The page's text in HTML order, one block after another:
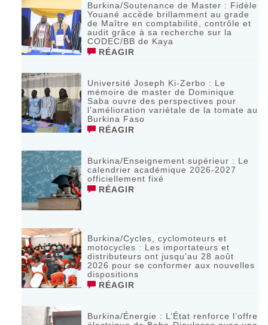
Burkina/Soutenance de Master : Fidèle
Youané accède brillamment au grade
de Maître en comptabilité, contrôle et
audit grâce à sa recherche sur la
CODEC/BB de Kaya
RÉAGIR
Université Joseph Ki-Zerbo : Le
mémoire de master de Dominique
Saba ouvre des perspectives pour
l’amélioration variétale de la tomate au
Burkina Faso
RÉAGIR
Burkina/Enseignement supérieur : Le
calendrier académique 2026-2027
officiellement fixé
RÉAGIR
Burkina/Cycles, cyclomoteurs et
motocycles : Les importateurs et
distributeurs ont jusqu’au 28 août
2026 pour se conformer aux nouvelles
dispositions
RÉAGIR
Burkina/Énergie : L’État renforce l’offre